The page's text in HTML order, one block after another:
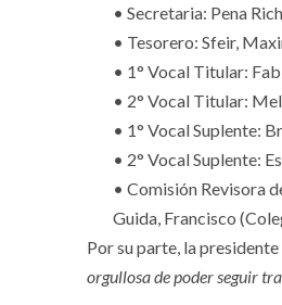
• Secretaria: Pena
• Tesorero: Sfeir,
• 1° Vocal Titular:
• 2° Vocal Titular:
• 1° Vocal Suplente:
• 2° Vocal Suplente:
• Comisión Revisora
Guida, Francisco
Por su parte, la
orgullosa de poder seguir